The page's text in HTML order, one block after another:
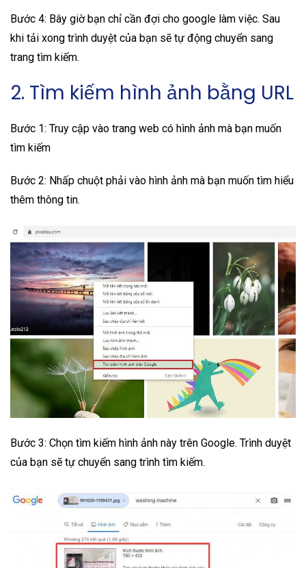
Bước 4: Bây giờ bạn chỉ cần đợi cho google làm việc. Sau
khi tải xong trình duyệt của bạn sẽ tự động chuyển sang
trang tìm kiếm.
2. Tìm kiếm hình ảnh bằng URL
Bước 1: Truy cập vào trang web có hình ảnh mà bạn muốn
tìm kiếm
Bước 2: Nhấp chuột phải vào hình ảnh mà bạn muốn tìm hiểu
thêm thông tin.
Bước 3: Chọn tìm kiếm hình ảnh này trên Google. Trình duyệt
của bạn sẽ tự chuyển sang trình tìm kiếm.